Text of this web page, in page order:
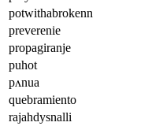
potwithabrokenn
preverenie
propagiranje
puhot
pʌnua
quebramiento
rajahdysnalli